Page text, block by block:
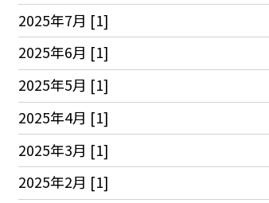
2025年7月 [1]
2025年6月 [1]
2025年5月 [1]
2025年4月 [1]
2025年3月 [1]
2025年2月 [1]